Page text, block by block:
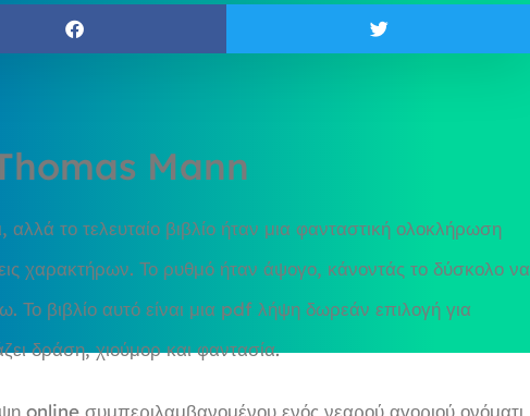
Mann
το τελευταίο βιβλίο ήταν μια φανταστική ολοκλήρωση
χαρακτήρων. Το ρυθμό ήταν άψογο, κάνοντάς το δύσκολο να
Το βιβλίο αυτό είναι μια pdf λήψη δωρεάν επιλογή για
δράση, χιούμορ και φαντασία.
online συμπεριλαμβανομένου ενός νεαρού αγοριού ονόματι